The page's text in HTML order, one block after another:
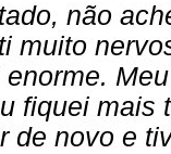
não
muito
fiquei mais
de novo e